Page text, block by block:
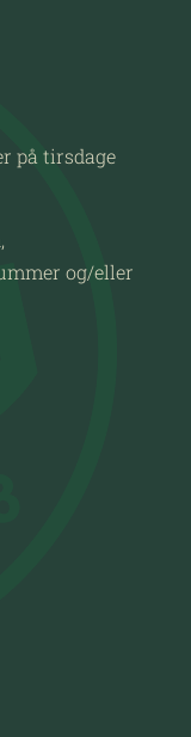
på tirsdage
og/eller